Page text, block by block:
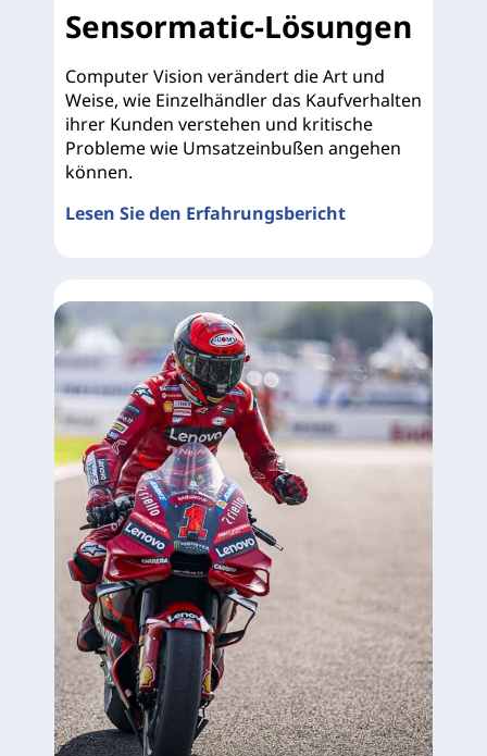
Sensormatic-Lösungen
Computer Vision verändert die Art und
Weise, wie Einzelhändler das Kaufverhalten
ihrer Kunden verstehen und kritische
Probleme wie Umsatzeinbußen angehen
können.
Lesen Sie den Erfahrungsbericht